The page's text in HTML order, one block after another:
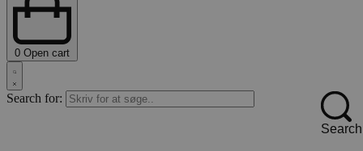
0 Open cart
Search for:
Search